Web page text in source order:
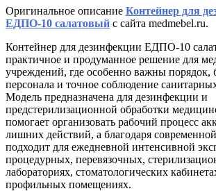
Оригинальное описание Контейнер для
ЕДПО-10 салатовый с сайта medmebel.ru.
Контейнер для дезинфекции ЕДПО-10
практичное и продуманное решение для
учреждений, где особенно важны порядок,
персонала и точное соблюдение
Модель предназначена для дезинфекции и
предстерилизационной обработки
помогает организовать рабочий процесс
лишних действий, а благодаря
подходит для ежедневной интенсивной
процедурных, перевязочных,
лабораториях, стоматологических
профильных помещениях.